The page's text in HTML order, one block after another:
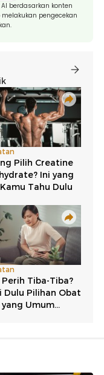
berdasarkan konten
pengecekan